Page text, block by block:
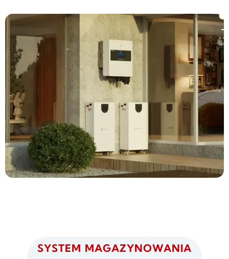
SYSTEM MAGAZYNOWANIA